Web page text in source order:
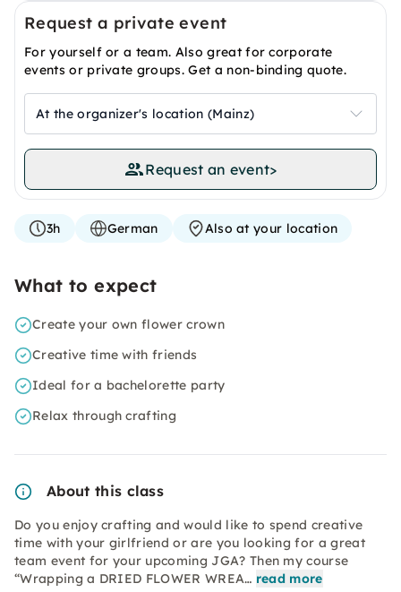
Request a private event
For yourself or a team. Also great for corporate
events or private groups. Get a non-binding quote.
At the organizer's location (Mainz)
Request an event>
3h German Also at your location
What to expect
Create your own flower crown
Creative time with friends
Ideal for a bachelorette party
Relax through crafting
About this class
Do you enjoy crafting and would like to spend creative
time with your girlfriend or are you looking for a great
team event for your upcoming JGA? Then my course
“Wrapping a DRIED FLOWER WREA… read more